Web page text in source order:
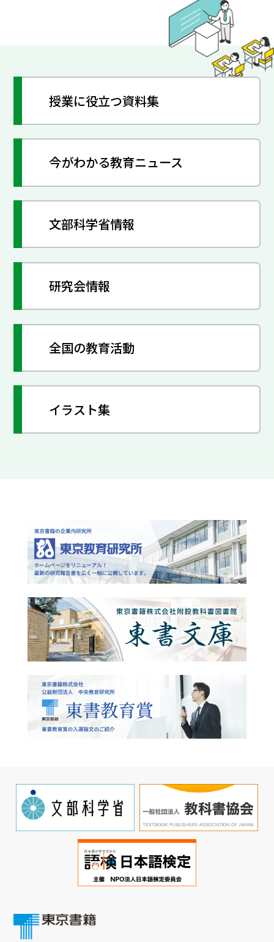
授業に役立つ資料集
今がわかる教育ニュース
文部科学省情報
研究会情報
全国の教育活動
イラスト集